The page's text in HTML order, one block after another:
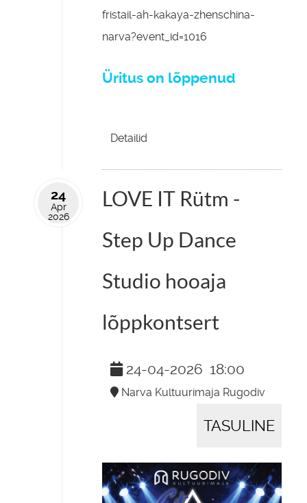
fristail-ah-kakaya-zhenschina-
narva?event_id=1016
Üritus on lõppenud
Detailid
24
Apr
2026
LOVE IT Rütm -
Step Up Dance
Studio hooaja
lõppkontsert
24-04-2026 18:00
Narva Kultuurimaja Rugodiv
TASULINE